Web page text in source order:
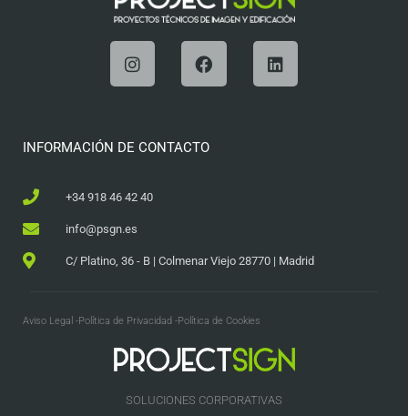
INFORMACIÓN DE CONTACTO
+34 918 46 42 40
info@psgn.es
C/ Platino, 36 - B | Colmenar Viejo 28770 | Madrid
Aviso Legal -Política de Privacidad -Política de Cookies
SOLUCIONES CORPORATIVAS